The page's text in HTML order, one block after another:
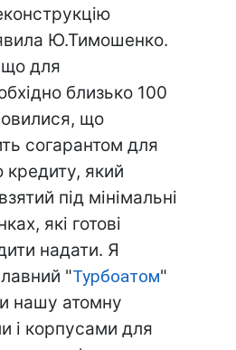
Ю.Тимошенко.
що для
близько 100
що
согарантом для
кредиту, який
під мінімальні
які готові
надати. Я
"Турбоатом"
нашу атомну
і корпусами для